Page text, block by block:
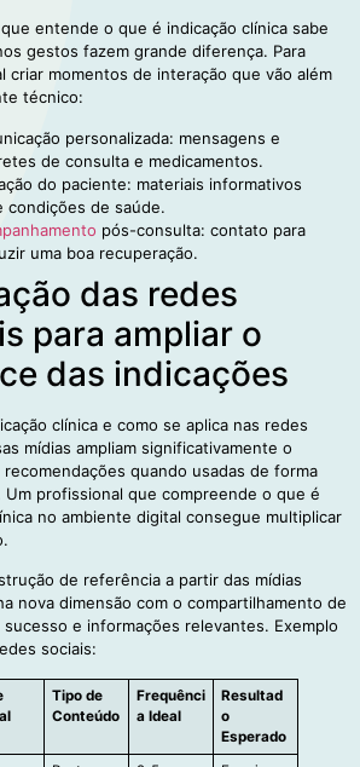
entende o que é indicação clínica sabe
gestos fazem grande diferença. Para
criar momentos de interação que vão além
técnico:
personalizada: mensagens e
de consulta e medicamentos.
do paciente: materiais informativos
condições de saúde.
pós-consulta: contato para
uma boa recuperação.
das redes
para ampliar o
das indicações
clínica e como se aplica nas redes
mídias ampliam significativamente o
recomendações quando usadas de forma
Um profissional que compreende o que é
no ambiente digital consegue multiplicar
de referência a partir das mídias
nova dimensão com o compartilhamento de
e informações relevantes. Exemplo
sociais:
Tipo de
Conteúdo
Frequênci
a Ideal
Resultad
o
Esperado